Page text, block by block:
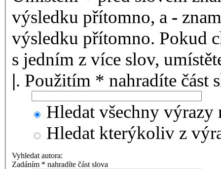
výsledku přítomno, a -
výsledku přítomno. Pokud
s jedním z více slov,
|. Použitím * nahradíte část
Hledat všechny výrazy
Hledat kterýkoliv z
Vyhledat autora:
Zadáním * nahradíte část slova